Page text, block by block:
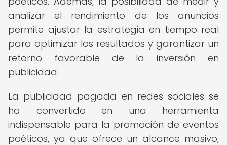
analizar el rendimiento de los anuncios
permite ajustar la estrategia en tiempo real
para optimizar los resultados y garantizar un
retorno favorable de la inversión en
publicidad.
La publicidad pagada en redes sociales se
ha convertido en una herramienta
indispensable para la promoción de eventos
poéticos, ya que ofrece un alcance masivo,